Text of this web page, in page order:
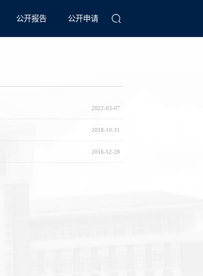
公开报告 公开申请
2022-03-07
2018-10-31
2016-12-28